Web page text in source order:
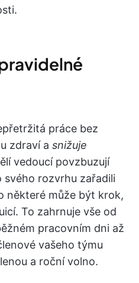
práce bez
zdraví a snižuje
vedoucí povzbuzují
svého rozvrhu zařadili
některé může být krok,
To zahrnuje vše od
pracovním dni až
vašeho týmu
a roční volno.